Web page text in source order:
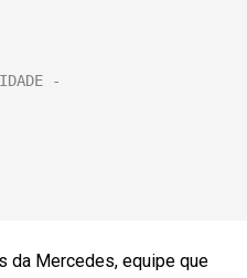
da Mercedes, equipe que